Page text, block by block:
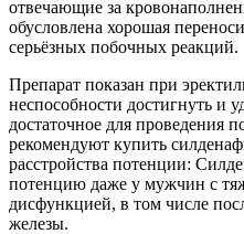
отвечающие за
обусловлена хорошая
серьёзных побочных реакций.
Препарат показан при
неспособности достигнуть и
достаточное для проведения
рекомендуют купить
расстройства потенции:
потенцию даже у мужчин с
дисфункцией, в том числе
железы.